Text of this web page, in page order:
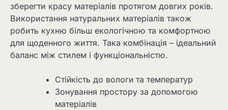
зберегти красу матеріалів протягом довгих років.
Використання натуральних матеріалів також
робить кухню більш екологічною та комфортною
для щоденного життя. Така комбінація – ідеальний
баланс між стилем і функціональністю.
Стійкість до вологи та температур
Зонування простору за допомогою
матеріалів